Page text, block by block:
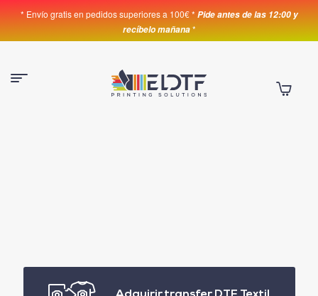
* Envío gratis en pedidos superiores a 100€ * Pide antes de las 12:00 y
recíbelo mañana*